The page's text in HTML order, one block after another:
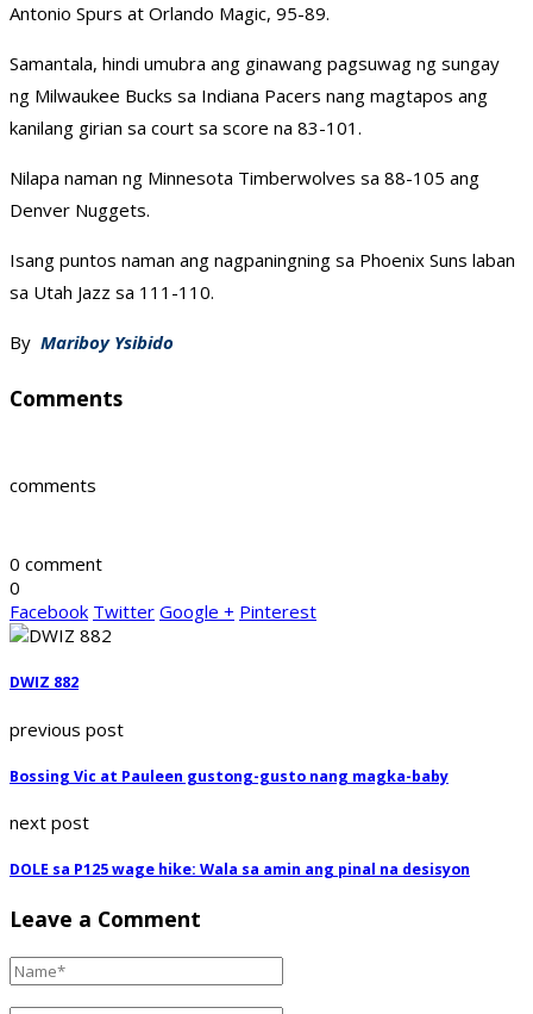
Antonio Spurs at Orlando Magic, 95-89.
Samantala, hindi umubra ang ginawang pagsuwag ng sungay
ng Milwaukee Bucks sa Indiana Pacers nang magtapos ang
kanilang girian sa court sa score na 83-101.
Nilapa naman ng Minnesota Timberwolves sa 88-105 ang
Denver Nuggets.
Isang puntos naman ang nagpaningning sa Phoenix Suns laban
sa Utah Jazz sa 111-110.
By Mariboy Ysibido
Comments
comments
0 comment
0
Facebook Twitter Google + Pinterest
DWIZ 882
previous post
Bossing Vic at Pauleen gustong-gusto nang magka-baby
next post
DOLE sa P125 wage hike: Wala sa amin ang pinal na desisyon
Leave a Comment